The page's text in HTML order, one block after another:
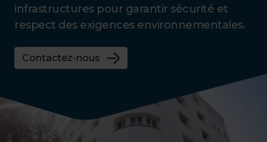
infrastructures pour garantir sécurité et
respect des exigences environnementales.
Contactez-nous